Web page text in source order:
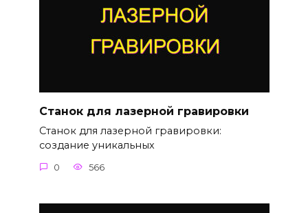
Станок для лазерной гравировки
Станок для лазерной гравировки:
создание уникальных
0 566